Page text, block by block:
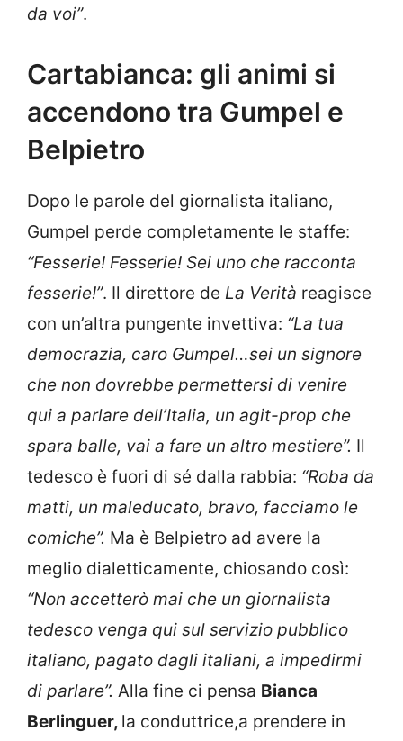
da voi”.
Cartabianca: gli animi si
accendono tra Gumpel e
Belpietro
Dopo le parole del giornalista italiano,
Gumpel perde completamente le staffe:
“Fesserie! Fesserie! Sei uno che racconta
fesserie!”. Il direttore de La Verità reagisce
con un’altra pungente invettiva: “La tua
democrazia, caro Gumpel…sei un signore
che non dovrebbe permettersi di venire
qui a parlare dell’Italia, un agit-prop che
spara balle, vai a fare un altro mestiere”. Il
tedesco è fuori di sé dalla rabbia: “Roba da
matti, un maleducato, bravo, facciamo le
comiche”. Ma è Belpietro ad avere la
meglio dialetticamente, chiosando così:
“Non accetterò mai che un giornalista
tedesco venga qui sul servizio pubblico
italiano, pagato dagli italiani, a impedirmi
di parlare”. Alla fine ci pensa Bianca
Berlinguer, la conduttrice,a prendere in